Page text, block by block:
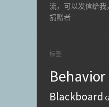
流，可以发信给
捐赠者
标签
Behavior
Blackboard